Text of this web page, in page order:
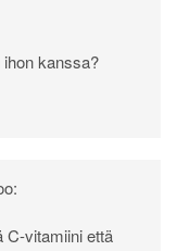
kanssa?
C-vitamiini että